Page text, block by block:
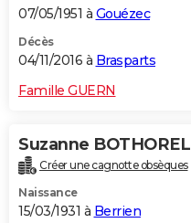
07/05/1951 à Gouézec
Décès
04/11/2016 à Brasparts
Famille GUERN
Suzanne BOTHOREL
Créer une cagnotte obsèques
Naissance
15/03/1931 à Berrien